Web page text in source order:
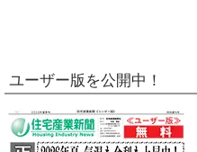
ユーザー版を公開中！